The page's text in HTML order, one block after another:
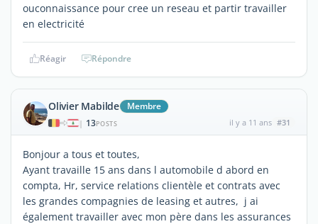
ouconnaissance pour cree un reseau et partir travailler
en electricité
Réagir Répondre
Olivier Mabilde Membre
| 13POSTS il y a 11 ans #31
Bonjour a tous et toutes,
Ayant travaille 15 ans dans l automobile d abord en
compta, Hr, service relations clientèle et contrats avec
les grandes compagnies de leasing et autres, j ai
également travailler avec mon père dans les assurances